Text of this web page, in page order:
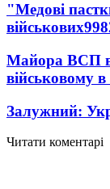
"Медові
військових
Майора ВСП
військовому
Залужний:
Читати коментарі